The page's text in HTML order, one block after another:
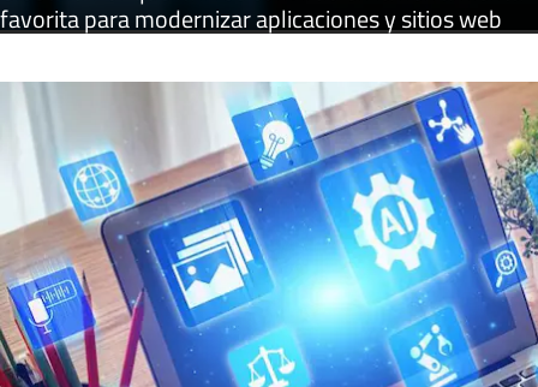
favorita para modernizar aplicaciones y sitios web